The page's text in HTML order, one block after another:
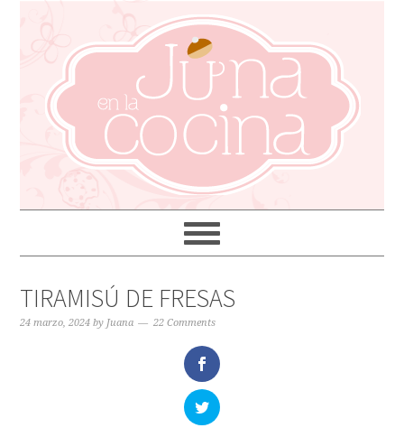
TIRAMISÚ DE FRESAS
24 marzo, 2024 by Juana 22 Comments